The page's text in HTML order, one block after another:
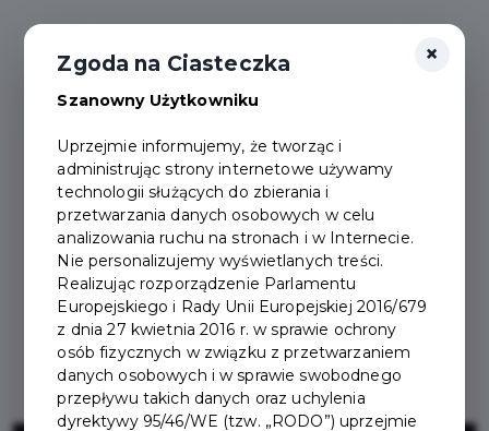
×
Zgoda na Ciasteczka
Szanowny Użytkowniku
Uprzejmie informujemy, że tworząc i
administrując strony internetowe używamy
technologii służących do zbierania i
przetwarzania danych osobowych w celu
analizowania ruchu na stronach i w Internecie.
Nie personalizujemy wyświetlanych treści.
Realizując rozporządzenie Parlamentu
Europejskiego i Rady Unii Europejskiej 2016/679
z dnia 27 kwietnia 2016 r. w sprawie ochrony
osób fizycznych w związku z przetwarzaniem
danych osobowych i w sprawie swobodnego
przepływu takich danych oraz uchylenia
dyrektywy 95/46/WE (tzw. „RODO”) uprzejmie